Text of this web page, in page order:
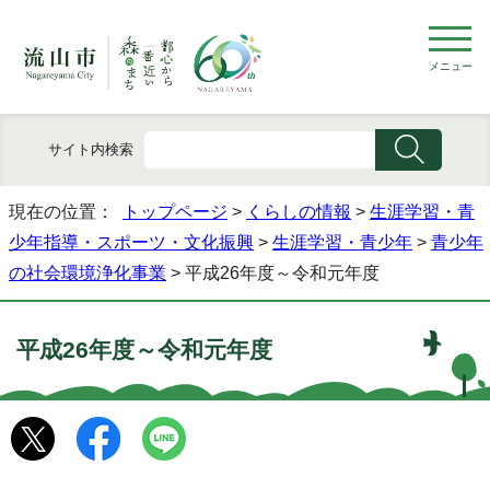
メニュー
サイト内検索
現在の位置： トップページ > くらしの情報 > 生涯学習・青
少年指導・スポーツ・文化振興 > 生涯学習・青少年 > 青少年
の社会環境浄化事業 > 平成26年度～令和元年度
平成26年度～令和元年度